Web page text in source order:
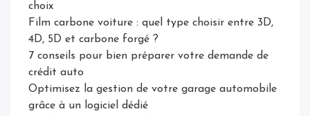
choix
Film carbone voiture : quel type choisir entre 3D,
4D, 5D et carbone forgé ?
7 conseils pour bien préparer votre demande de
crédit auto
Optimisez la gestion de votre garage automobile
grâce à un logiciel dédié